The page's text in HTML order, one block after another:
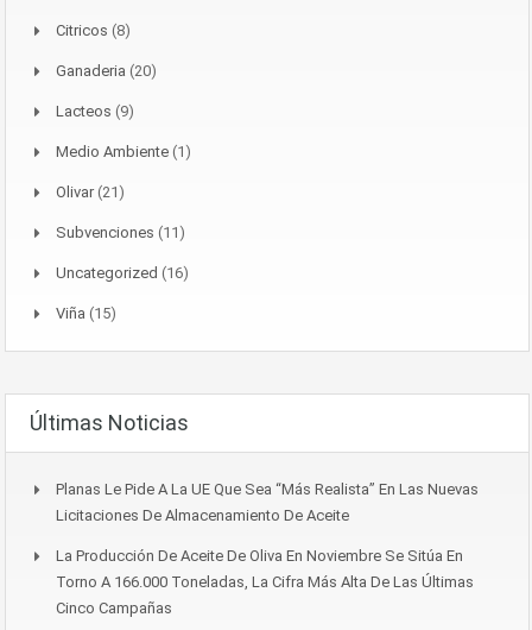
Citricos (8)
Ganaderia (20)
Lacteos (9)
Medio Ambiente (1)
Olivar(21)
Subvenciones (11)
Uncategorized (16)
Viña (15)
Últimas Noticias
Planas Le Pide A La UE Que Sea “más Realista” En Las Nuevas
Licitaciones De Almacenamiento De Aceite
La Producción De Aceite De Oliva En Noviembre Se Sitúa En
Torno A 166.000 Toneladas, La Cifra Más Alta De Las Últimas
Cinco Campañas